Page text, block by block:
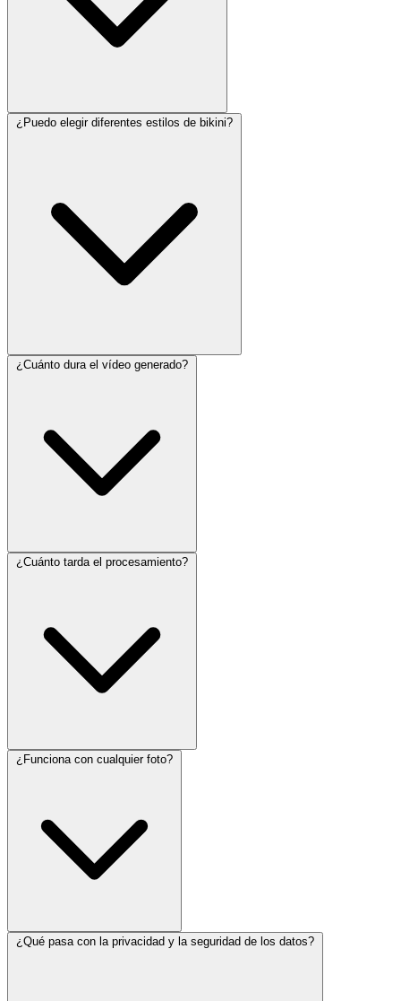
¿Puedo elegir diferentes estilos de bikini?
¿Cuánto dura el vídeo generado?
¿Cuánto tarda el procesamiento?
¿Funciona con cualquier foto?
¿Qué pasa con la privacidad y la seguridad de los datos?